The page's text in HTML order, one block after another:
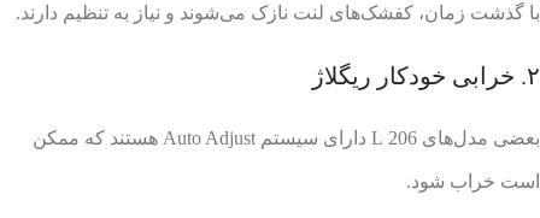
با گذشت زمان، کفشک‌های لنت نازک می‌شوند و نیاز به تنظیم دارند.
۲. خرابی خودکار ریگلاژ
بعضی مدل‌های 206 L دارای سیستم Auto Adjust هستند که ممکن
است خراب شود.